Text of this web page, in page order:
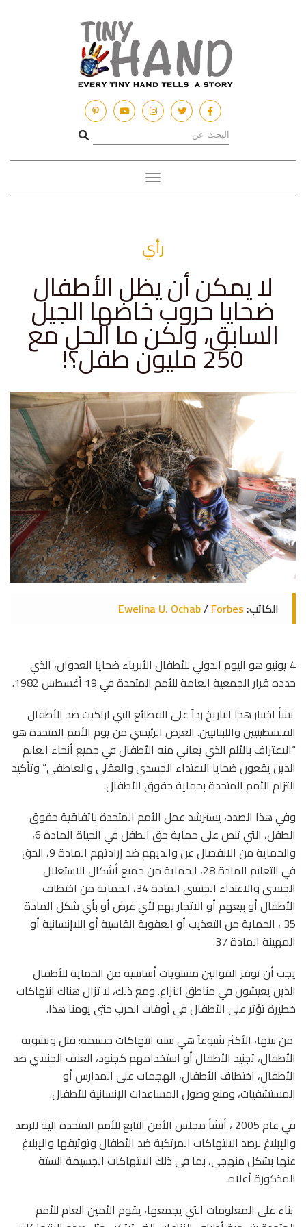
Toggle
navigation
رأي
لا يمكن أن يظل الأطفال
ضحايا حروب خاضها الجيل
السابق، ولكن ما الحل مع
250 مليون طفل؟!
الكاتب: Ewelina U. Ochab/Forbes
4 يونيو هو اليوم الدولي للأطفال الأبرياء ضحايا العدوان، الذي
حدده قرار الجمعية العامة للأمم المتحدة في 19 أغسطس 1982.
نشأ اختيار هذا التاريخ رداً على الفظائع التي ارتكبت ضد الأطفال
الفلسطينيين واللبنانيين. الغرض الرئيسي من يوم الأمم المتحدة هو
“الاعتراف بالألم الذي يعاني منه الأطفال في جميع أنحاء العالم
الذين يقعون ضحايا الاعتداء الجسدي والعقلي والعاطفي” وتأكيد
التزام الأمم المتحدة بحماية حقوق الأطفال.
وفي هذا الصدد، يسترشد عمل الأمم المتحدة باتفاقية حقوق
الطفل، التي تنص على حماية حق الطفل في الحياة المادة 6،
والحماية من الانفصال عن والديهم ضد إرادتهم المادة 9، الحق
في التعليم المادة 28، الحماية من جميع أشكال الاستغلال
الجنسي والاعتداء الجنسي المادة 34، الحماية من اختطاف
الأطفال أو بيعهم أو الاتجار بهم لأي غرض أو بأي شكل المادة
35 ، الحماية من التعذيب أو العقوبة القاسية أو اللاإنسانية أو
المهينة المادة 37.
يجب أن توفر القوانين مستويات أساسية من الحماية للأطفال
الذين يعيشون في مناطق النزاع. ومع ذلك، لا تزال هناك انتهاكات
خطيرة تؤثر على الأطفال في أوقات الحرب حتى يومنا هذا.
من بينها، الأكثر شيوعاً هي ستة انتهاكات جسيمة: قتل وتشويه
الأطفال، تجنيد الأطفال أو استخدامهم كجنود، العنف الجنسي ضد
الأطفال، اختطاف الأطفال، الهجمات على المدارس أو
المستشفيات، ومنع وصول المساعدات الإنسانية للأطفال.
في عام 2005 ، أنشأ مجلس الأمن التابع للأمم المتحدة آلية للرصد
والإبلاغ لرصد الانتهاكات المرتكبة ضد الأطفال وتوثيقها والإبلاغ
عنها بشكل منهجي، بما في ذلك الانتهاكات الجسيمة الستة
المذكورة أعلاه.
بناء على المعلومات التي يجمعها، يقوم الأمين العام للأمم